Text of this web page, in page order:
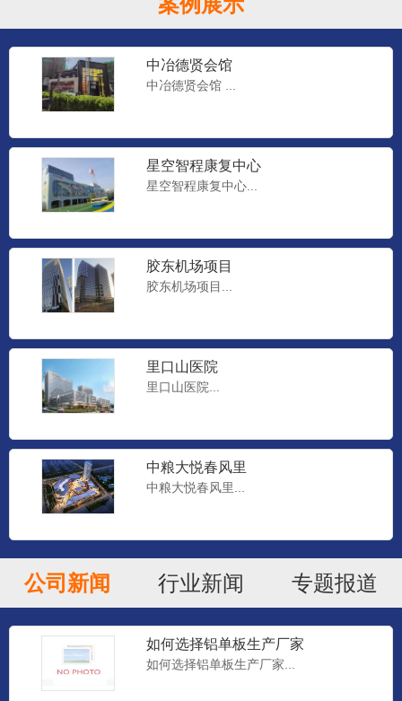
中冶德贤会馆
中冶德贤会馆 ...
星空智程康复中心
星空智程康复中心...
胶东机场项目
胶东机场项目...
里口山医院
里口山医院...
中粮大悦春风里
中粮大悦春风里...
公司新闻 行业新闻 专题报道
如何选择铝单板生产厂家
如何选择铝单板生产厂家...